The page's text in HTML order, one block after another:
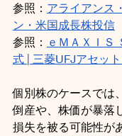
参照： アライアンス
ン・米国成長株投信
参照： ｅＭＡＸＩＳ
式 | 三菱UFJアセッ
個別株のケースでは
倒産や、株価が暴落
損失を被る可能性が